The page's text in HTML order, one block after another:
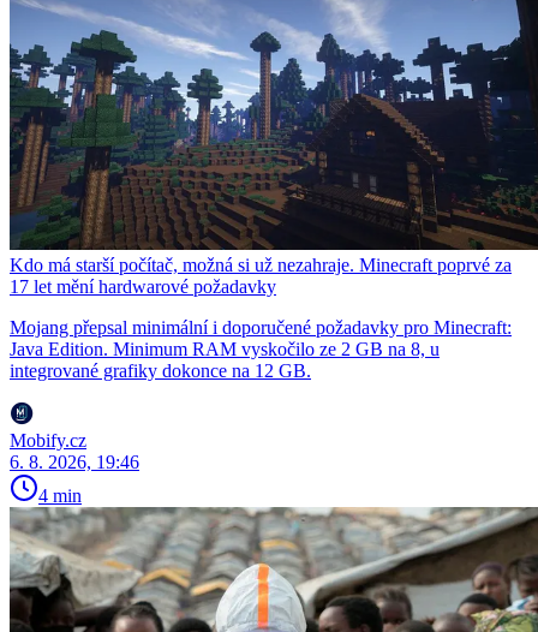
Kdo má starší počítač, možná si už nezahraje. Minecraft poprvé za
17 let mění hardwarové požadavky
Mojang přepsal minimální i doporučené požadavky pro Minecraft:
Java Edition. Minimum RAM vyskočilo ze 2 GB na 8, u
integrované grafiky dokonce na 12 GB.
Mobify.cz
6. 8. 2026, 19:46
4 min